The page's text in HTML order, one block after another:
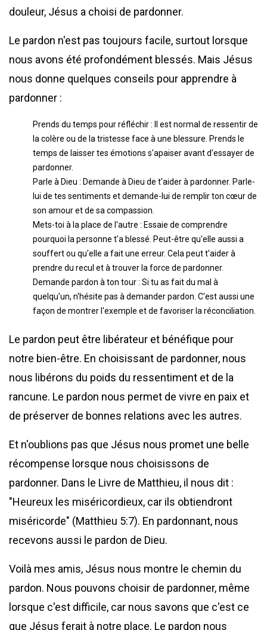
douleur, Jésus a choisi de pardonner.
Le pardon n'est pas toujours facile, surtout lorsque
nous avons été profondément blessés. Mais Jésus
nous donne quelques conseils pour apprendre à
pardonner :
Prends du temps pour réfléchir : Il est normal de ressentir de
la colère ou de la tristesse face à une blessure. Prends le
temps de laisser tes émotions s'apaiser avant d'essayer de
pardonner.
Parle à Dieu : Demande à Dieu de t'aider à pardonner. Parle-
lui de tes sentiments et demande-lui de remplir ton cœur de
son amour et de sa compassion.
Mets-toi à la place de l'autre : Essaie de comprendre
pourquoi la personne t'a blessé. Peut-être qu'elle aussi a
souffert ou qu'elle a fait une erreur. Cela peut t'aider à
prendre du recul et à trouver la force de pardonner.
Demande pardon à ton tour : Si tu as fait du mal à
quelqu'un, n'hésite pas à demander pardon. C'est aussi une
façon de montrer l'exemple et de favoriser la réconciliation.
Le pardon peut être libérateur et bénéfique pour
notre bien-être. En choisissant de pardonner, nous
nous libérons du poids du ressentiment et de la
rancune. Le pardon nous permet de vivre en paix et
de préserver de bonnes relations avec les autres.
Et n'oublions pas que Jésus nous promet une belle
récompense lorsque nous choisissons de
pardonner. Dans le Livre de Matthieu, il nous dit :
"Heureux les miséricordieux, car ils obtiendront
miséricorde" (Matthieu 5:7). En pardonnant, nous
recevons aussi le pardon de Dieu.
Voilà mes amis, Jésus nous montre le chemin du
pardon. Nous pouvons choisir de pardonner, même
lorsque c'est difficile, car nous savons que c'est ce
que Jésus ferait à notre place. Le pardon nous